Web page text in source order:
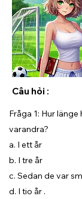
Câu hỏi :
Fråga 1: Hur
varandra?
a. I ett år
b. I tre år
c. Sedan de var
d. I tio år .